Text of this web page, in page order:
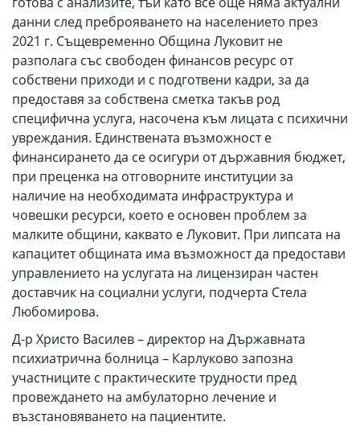
данни след преброяването на населението през
2021 г. Същевременно Община Луковит не
разполага със свободен финансов ресурс от
собствени приходи и с подготвени кадри, за да
предоставя за собствена сметка такъв род
специфична услуга, насочена към лицата с психични
увреждания. Единствената възможност е
финансирането да се осигури от държавния бюджет,
при преценка на отговорните институции за
наличие на необходимата инфраструктура и
човешки ресурси, което е основен проблем за
малките общини, каквато е Луковит. При липсата на
капацитет общината има възможност да предостави
управлението на услугата на лицензиран частен
доставчик на социални услуги, подчерта Стела
Любомирова.
Д-р Христо Василев – директор на Държавната
психиатрична болница – Карлуково запозна
участниците с практическите трудности пред
провеждането на амбулаторно лечение и
възстановяването на пациентите.